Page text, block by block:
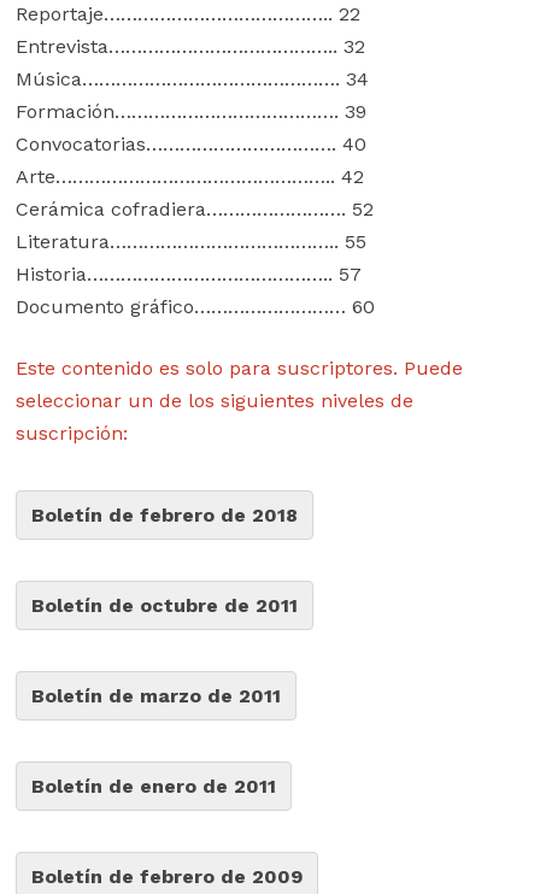
Reportaje………………………………….. 22
Entrevista………………………………….. 32
Música………………………………………. 34
Formación…………………………………. 39
Convocatorias……………………………. 40
Arte………………………………………….. 42
Cerámica cofradiera……………………. 52
Literatura………………………………….. 55
Historia…………………………………….. 57
Documento gráfico……………………… 60
Este contenido es solo para suscriptores. Puede
seleccionar un de los siguientes niveles de
suscripción:
Boletín de febrero de 2018
Boletín de octubre de 2011
Boletín de marzo de 2011
Boletín de enero de 2011
Boletín de febrero de 2009